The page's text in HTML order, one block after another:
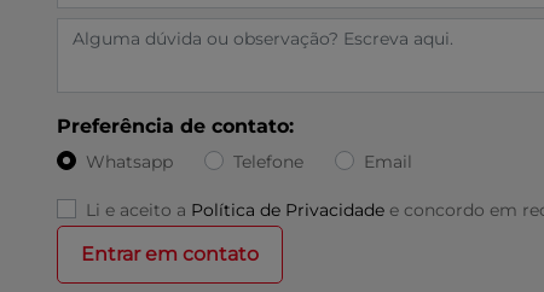
Preferência de contato:
Whatsapp Telefone Email
Li e aceito a Política de Privacidade e concordo em
Entrar em contato